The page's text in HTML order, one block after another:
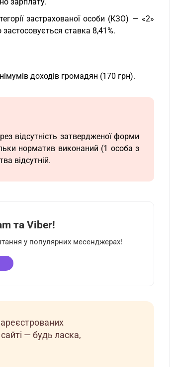
застрахованої особи (КЗО) — «2»
ставка 8,41%.
доходів громадян (170 грн).
відсутність затвердженої форми
норматив виконаний (1 особа з
відсутній.
та Viber!
у популярних месенджерах!
— будь ласка,